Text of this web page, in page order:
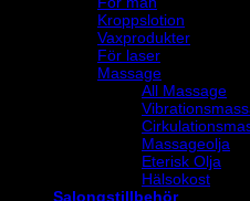
Kroppslotion
Vaxprodukter
För laser
Massage
All Massage
Massageolja
Eterisk Olja
Hälsokost
Salongstillbehör